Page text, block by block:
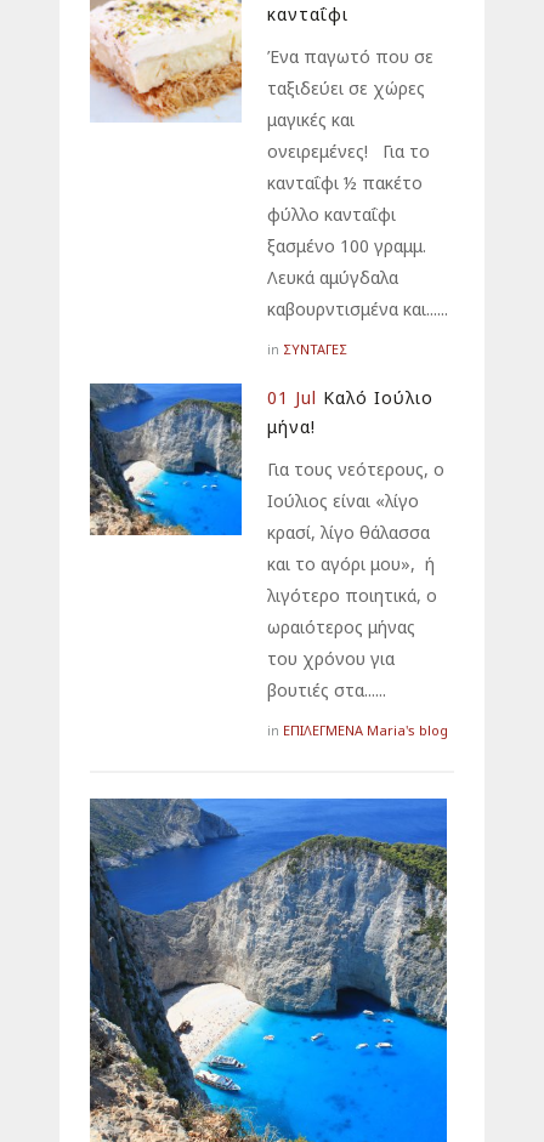
κανταΐφι
Ένα παγωτό που σε
ταξιδεύει σε χώρες
μαγικές και
ονειρεμένες! Για το
κανταΐφι ½ πακέτο
φύλλο κανταΐφι
ξασμένο 100 γραμμ.
Λευκά αμύγδαλα
καβουρντισμένα και......
in ΣΥΝΤΑΓΕΣ
01 Jul Καλό Ιούλιο
μήνα!
Για τους νεότερους, ο
Ιούλιος είναι «λίγο
κρασί, λίγο θάλασσα
και το αγόρι μου», ή
λιγότερο ποιητικά, ο
ωραιότερος μήνας
του χρόνου για
βουτιές στα......
in ΕΠΙΛΕΓΜΕΝΑ Μaria's blog